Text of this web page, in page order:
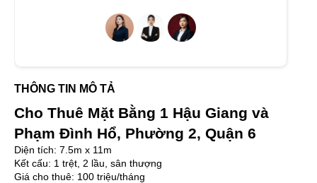
THÔNG TIN MÔ TẢ
Cho Thuê Mặt Bằng 1 Hậu Giang và
Phạm Đình Hổ, Phường 2, Quận 6
Diện tích: 7.5m x 11m
Kết cấu: 1 trệt, 2 lầu, sân thượng
Giá cho thuê: 100 triệu/tháng